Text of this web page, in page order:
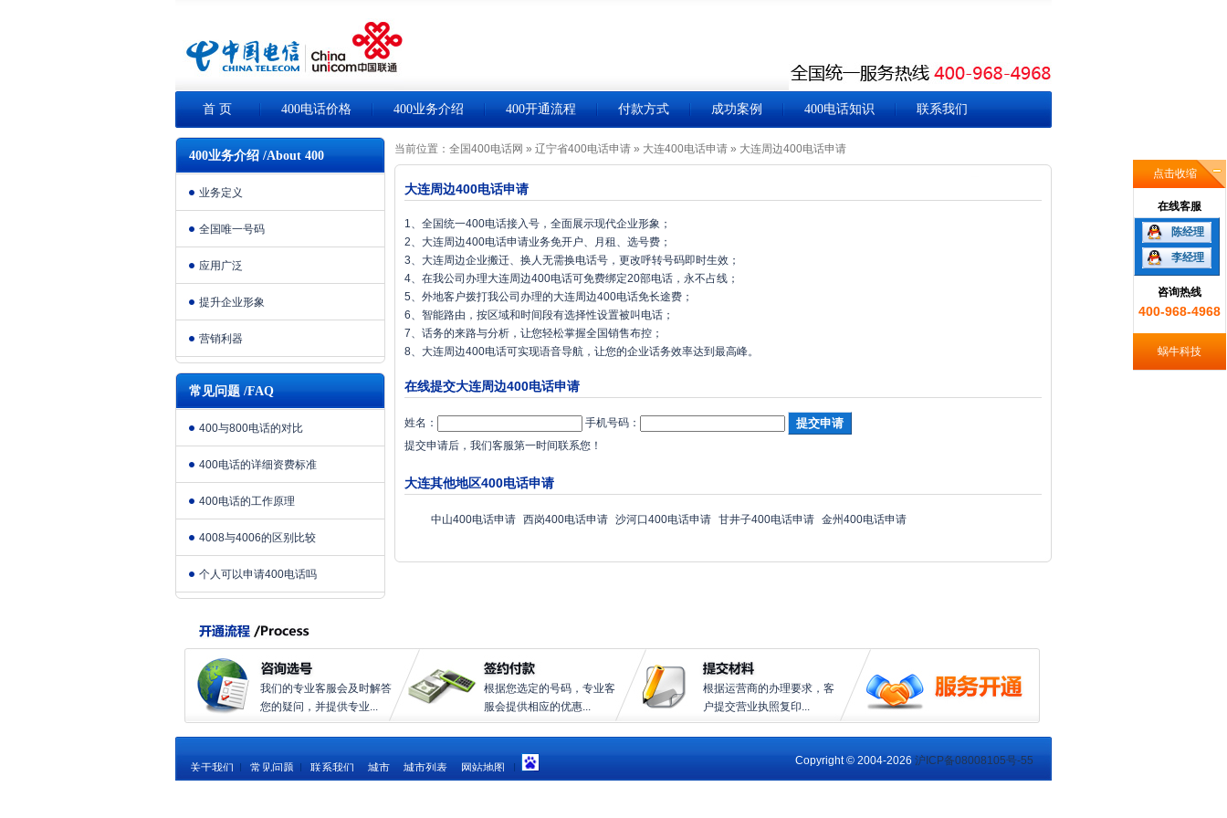
首 页 400电话价格 400业务介绍 400开通流程 付款方式 成功案例 400电话知识 联系我们
400业务介绍 /About 400
业务定义
全国唯一号码
应用广泛
提升企业形象
营销利器
常见问题 /FAQ
400与800电话的对比
400电话的详细资费标准
400电话的工作原理
4008与4006的区别比较
个人可以申请400电话吗
当前位置： 全国400电话网 » 辽宁省400电话申请 » 大连400电话申请 » 大连周边400电话申请
大连周边400电话申请
1、全国统一400电话接入号，全面展示现代企业形象；
2、大连周边400电话申请业务免开户、月租、选号费；
3、大连周边企业搬迁、换人无需换电话号，更改呼转号码即时生效；
4、在我公司办理大连周边400电话可免费绑定20部电话，永不占线；
5、外地客户拨打我公司办理的大连周边400电话免长途费；
6、智能路由，按区域和时间段有选择性设置被叫电话；
7、话务的来路与分析，让您轻松掌握全国销售布控；
8、大连周边400电话可实现语音导航，让您的企业话务效率达到最高峰。
在线提交大连周边400电话申请
姓名：
手机号码：
提交申请后，我们客服第一时间联系您！
大连其他地区400电话申请
中山400电话申请 西岗400电话申请 沙河口400电话申请 甘井子400电话申请 金州400电话申请
我们的专业客服会及时解答
您的疑问，并提供专业...
根据您选定的号码，专业客
服会提供相应的优惠...
根据运营商的办理要求，客
户提交营业执照复印...
关于我们 常见问题 联系我们 城市 城市列表 网站地图
点击收缩
在线客服
陈经理
李经理
咨询热线
400-968-4968
蜗牛科技
Copyright © 2004-2026 沪ICP备08008105号-55